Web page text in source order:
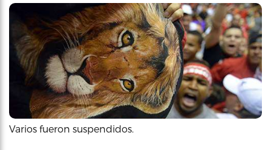
Varios fueron suspendidos.